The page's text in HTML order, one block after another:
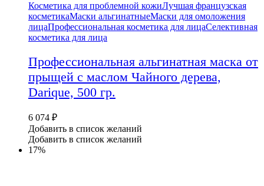
Косметика для проблемной кожиЛучшая французская
косметикаМаски альгинатныеМаски для омоложения
лицаПрофессиональная косметика для лицаСелективная
косметика для лица
Профессиональная альгинатная маска от
прыщей с маслом Чайного дерева,
Darique, 500 гр.
6 074 ₽
Добавить в список желаний
Добавить в список желаний
17%